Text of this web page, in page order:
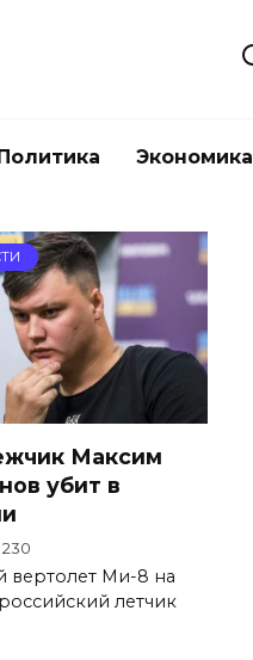
Экономика
Максим
убит в
230
вертолет Ми-8 на
летчик